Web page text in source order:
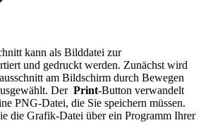
kann als Bilddatei zur
und gedruckt werden. Zunächst wird
am Bildschirm durch Bewegen
Der Print-Button verwandelt
PNG-Datei, die Sie speichern müssen.
die Grafik-Datei über ein Programm Ihrer